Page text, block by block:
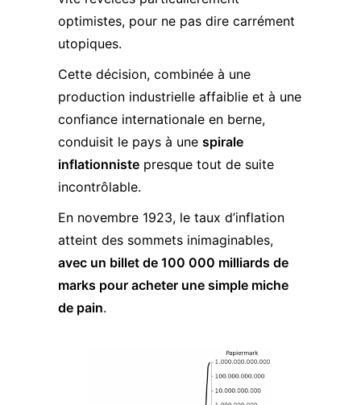
optimistes, pour ne pas dire carrément
utopiques.
Cette décision, combinée à une
production industrielle affaiblie et à une
confiance internationale en berne,
conduisit le pays à une spirale
inflationniste presque tout de suite
incontrôlable.
En novembre 1923, le taux d’inflation
atteint des sommets inimaginables,
avec un billet de 100 000 milliards de
marks pour acheter une simple miche
de pain.